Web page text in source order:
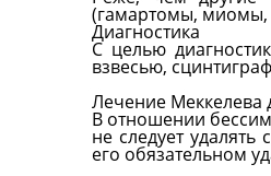
(гамартомы, миомы,
Диагностика
С целью
взвесью,
Лечение Меккелева
В отношении
не следует
его обязательном